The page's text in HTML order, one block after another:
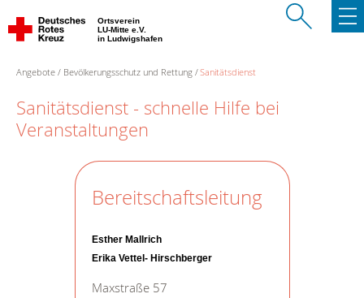
Ortsverein
LU-Mitte e.V.
in Ludwigshafen
Angebote Bevölkerungsschutz und Rettung Sanitätsdienst
Sanitätsdienst - schnelle Hilfe bei
Veranstaltungen
Bereitschaftsleitung
Esther Mallrich
Erika Vettel- Hirschberger
Maxstraße 57